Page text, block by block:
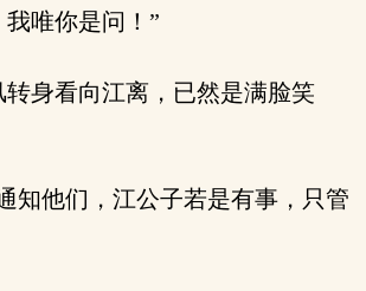
唯你是问！”
身看向江离，已然是满脸笑
知他们，江公子若是有事，只管